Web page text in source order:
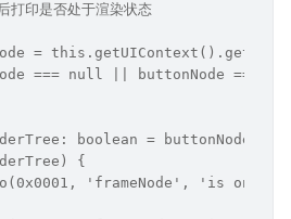
打印是否处于渲染状态
=
=== null || buttonNode ===
boolean =
{
'frameNode', 'is on